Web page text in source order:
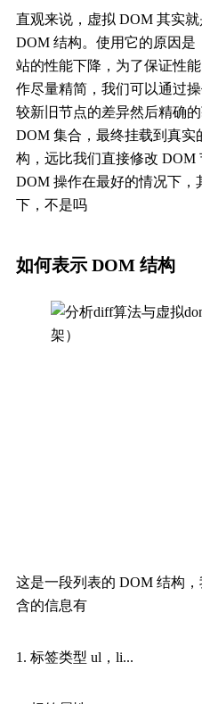
直观来说，虚拟 DOM 其实
DOM 结构。使用它的原因是
站的性能下降，为了保证性
作尽量精简，我们可以通过
较新旧节点的差异然后精确
DOM 集合，最终挂载到真
构，远比我们直接修改 DOM
DOM 操作在最好的情况下，
下，不是吗
如何表示 DOM 结构
这是一段列表的 DOM 结构
含的信息有
1. 标签类型 ul，li...